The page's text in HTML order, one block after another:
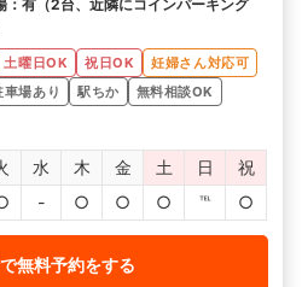
：有（2台、近隣にコインパーキング
土曜日OK 祝日OK
妊婦さん対応可
車場あり 駅ちか
無料相談OK
水 木 金 土 日
祝
- ○ ○ ○ ℡ ○
無料予約をする